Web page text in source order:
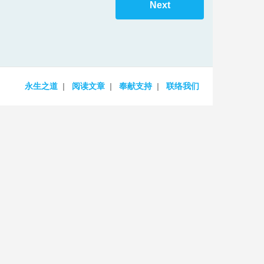
Next
永生之道 阅读文章 奉献支持 联络我们